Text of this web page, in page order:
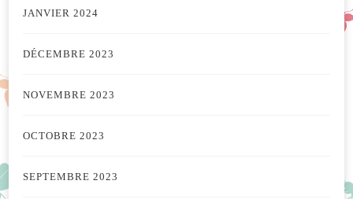
JANVIER 2024
DÉCEMBRE 2023
NOVEMBRE 2023
OCTOBRE 2023
SEPTEMBRE 2023